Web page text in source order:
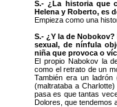
S.- ¿La historia que
Helena y Roberto, es
Empieza como una
S.- ¿Y la de
sexual, de nínfula
niña que provoca o
El propio Nabokov la
como el retrato de un
También era un ladrón
(maltrataba a
pasa es que tantas
Dolores, que tendemos